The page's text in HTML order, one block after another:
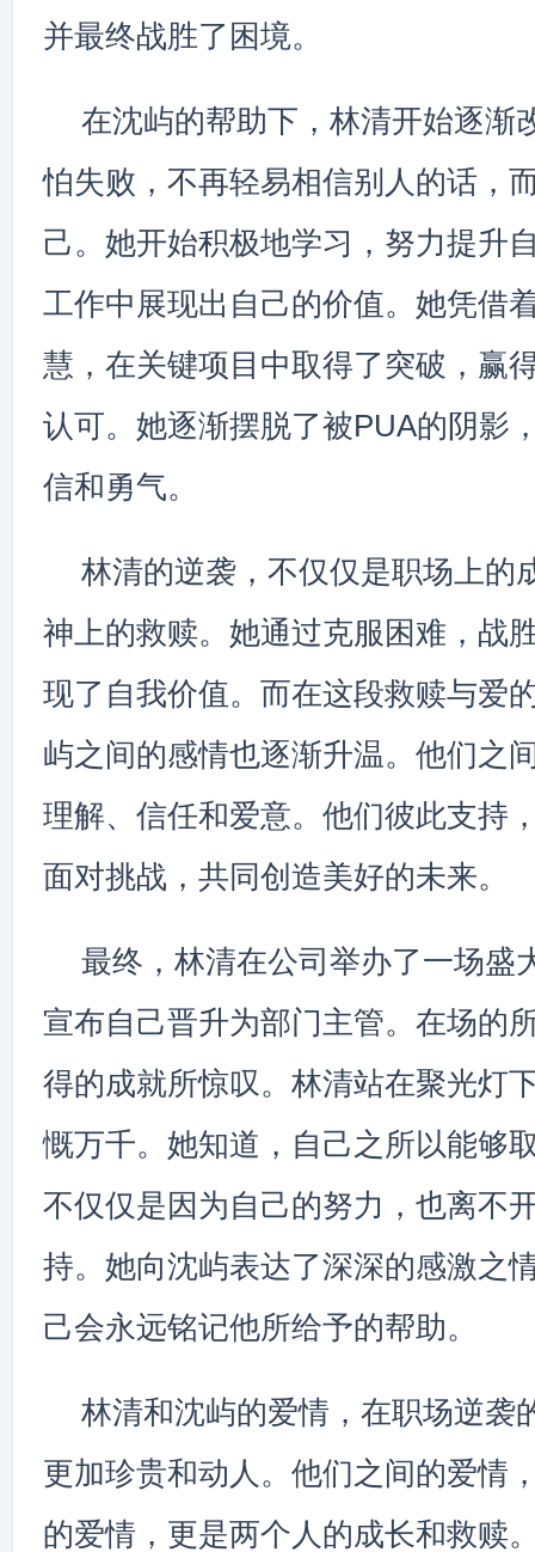
并最终战胜了困境。
在沈屿的帮助下，林清开始逐渐
怕失败，不再轻易相信别人的话，
己。她开始积极地学习，努力提升
工作中展现出自己的价值。她凭借
慧，在关键项目中取得了突破，赢
认可。她逐渐摆脱了被PUA的阴影
信和勇气。
林清的逆袭，不仅仅是职场上的
神上的救赎。她通过克服困难，战
现了自我价值。而在这段救赎与爱
屿之间的感情也逐渐升温。他们之
理解、信任和爱意。他们彼此支持
面对挑战，共同创造美好的未来。
最终，林清在公司举办了一场盛
宣布自己晋升为部门主管。在场的
得的成就所惊叹。林清站在聚光灯
慨万千。她知道，自己之所以能够
不仅仅是因为自己的努力，也离不
持。她向沈屿表达了深深的感激之
己会永远铭记他所给予的帮助。
林清和沈屿的爱情，在职场逆袭
更加珍贵和动人。他们之间的爱情
的爱情，更是两个人的成长和救赎